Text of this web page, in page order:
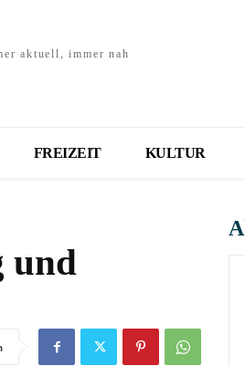
aktuell, immer nah
FREIZEIT KULTUR
und